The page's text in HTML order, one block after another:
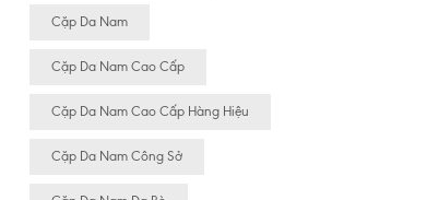
Cặp Da Nam
Cặp Da Nam Cao Cấp
Cặp Da Nam Cao Cấp Hàng Hiệu
Cặp Da Nam Công Sở